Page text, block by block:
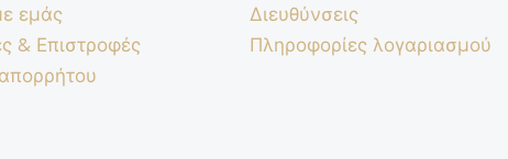
εμάς
& Επιστροφές
Διευθύνσεις
Πληροφορίες λογαριασμού